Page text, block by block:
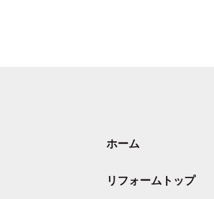
ホーム
リフォームトップ